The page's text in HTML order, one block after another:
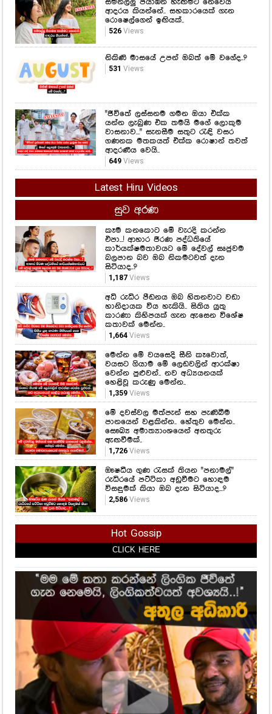
සමනල්ලු පියාඹන හැඟීමට නෙවෙයි
ආදරය කියන්නේ.. සහකාරයෙක් ගැන
රොෂෙල්ගෙන් ඉඟියක්..
526Views
නිකිණි මාසයේ උපන් ඔබත් මේ වගේද..?
531 Views
"ජීවිතේ ලස්සනම ගමන ඔයා එක්ක
යන්න ලැබුණ එක තමයි මගේ ලොකුම
වාසනාව..." සැනසීම සතුට රැඳි වසර
ගණනක මතකයත් එක්ක රොෂාන් තවත්
ආදරණීය වෙයි..
649Views
Latest Hiru Videos
සුව අරණ
කෑම කනකොට මේ වැරදි කරන්න
එපා...! ආහාර ජීරණ පද්ධතියේ
කාර්යක්ෂමතාවයට මේ දේවල් සෘජුවම
බලපාන බව ඔබ නිකමටවත් දැන
සිටියාද..?
1,187Views
අධි රුධිර පීඩනය ඔබ හිතනවාට වඩා
හානිදායක විය හැකියි.. සිතිය යුතු
කාරණා කිහිපයක් ගැන ඇසෙන විශේෂ
කතාවක් මෙන්න..
1,664Views
මෙන්න මේ වයසෙදි සීනි කෑවොත්,
වයසට ගියාම මේ ලෙඩවලින් ආරක්ෂා
වෙන්න පුළුවන්.. නව අධ්‍යයනයක්
හෙළිවූ කරුණු මෙන්න..
1,359Views
මේ දවස්වල මත්පැන් සහ පැණිබීම
පානයෙන් වළකින්න.. හේතුව මෙන්න..
සෞඛ්‍ය අමාත්‍යාංශයෙන් අනතුරු
ඇඟවීමක්..
1,726Views
ඖෂධීය ගුණ රැසක් තියන "පනාමල්"
රුධිරයේ පට්ටිකා අඩුවීමට හොඳම
විසඳුමක් කියා ඔබ දැන සිටියාද...?
2,586Views
Hot Gossip
CLICK HERE